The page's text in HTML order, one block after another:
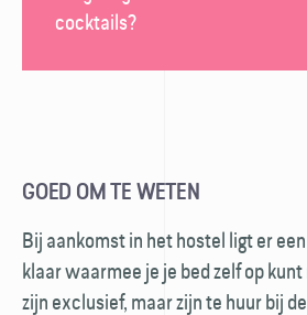
cocktails?
GOED OM TE WETEN
Bij aankomst in het hostel ligt er
klaar waarmee je je bed zelf op
zijn exclusief, maar zijn te huur bij